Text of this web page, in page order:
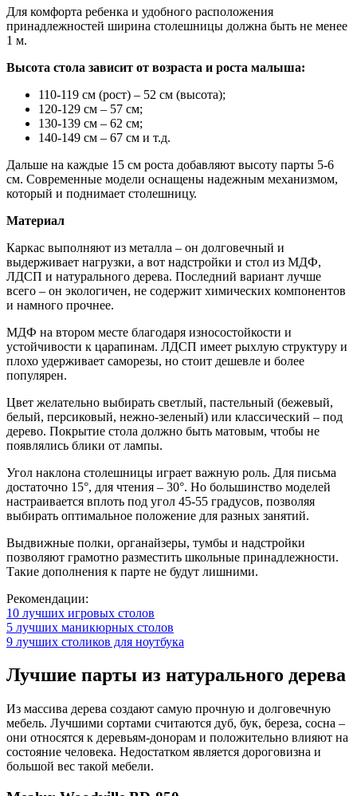
Для комфорта ребенка и удобного расположения
принадлежностей ширина столешницы должна быть не менее
1 м.
Высота стола зависит от возраста и роста малыша:
110-119 см (рост) – 52 см (высота);
120-129 см – 57 см;
130-139 см – 62 см;
140-149 см – 67 см и т.д.
Дальше на каждые 15 см роста добавляют высоту парты 5-6
см. Современные модели оснащены надежным механизмом,
который и поднимает столешницу.
Материал
Каркас выполняют из металла – он долговечный и
выдерживает нагрузки, а вот надстройки и стол из МДФ,
ЛДСП и натурального дерева. Последний вариант лучше
всего – он экологичен, не содержит химических компонентов
и намного прочнее.
МДФ на втором месте благодаря износостойкости и
устойчивости к царапинам. ЛДСП имеет рыхлую структуру и
плохо удерживает саморезы, но стоит дешевле и более
популярен.
Цвет желательно выбирать светлый, пастельный (бежевый,
белый, персиковый, нежно-зеленый) или классический – под
дерево. Покрытие стола должно быть матовым, чтобы не
появлялись блики от лампы.
Угол наклона столешницы играет важную роль. Для письма
достаточно 15°, для чтения – 30°. Но большинство моделей
настраивается вплоть под угол 45-55 градусов, позволяя
выбирать оптимальное положение для разных занятий.
Выдвижные полки, органайзеры, тумбы и надстройки
позволяют грамотно разместить школьные принадлежности.
Такие дополнения к парте не будут лишними.
Рекомендации:
10 лучших игровых столов
5 лучших маникюрных столов
9 лучших столиков для ноутбука
Лучшие парты из натурального дерева
Из массива дерева создают самую прочную и долговечную
мебель. Лучшими сортами считаются дуб, бук, береза, сосна –
они относятся к деревьям-донорам и положительно влияют на
состояние человека. Недостатком является дороговизна и
большой вес такой мебели.